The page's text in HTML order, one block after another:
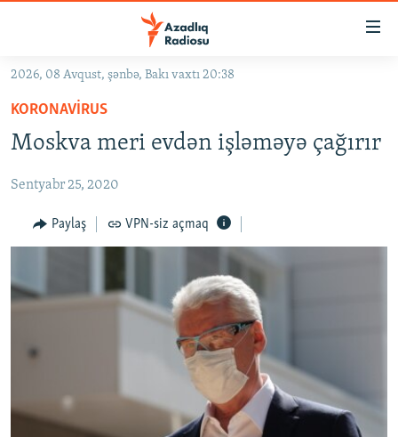
Əsas
qayıt
Əsas
qayıt
#İZAHLA
#ƏSLINDƏ
FƏRQƏ BAX
ARAŞDIRMA
VIDEO
İNFOQRAFIKA
RADIO ARXIV
AZƏRBAYCAN ƏDƏBIYYATI KITABXANASI
MISSIYAMIZ
2026, 08 Avqust, şənbə, Bakı vaxtı 20:38
KORONAVIRUS
Moskva meri evdən işləməyə çağırır
Sentyabr 25, 2020
Paylaş VPN-siz açmaq